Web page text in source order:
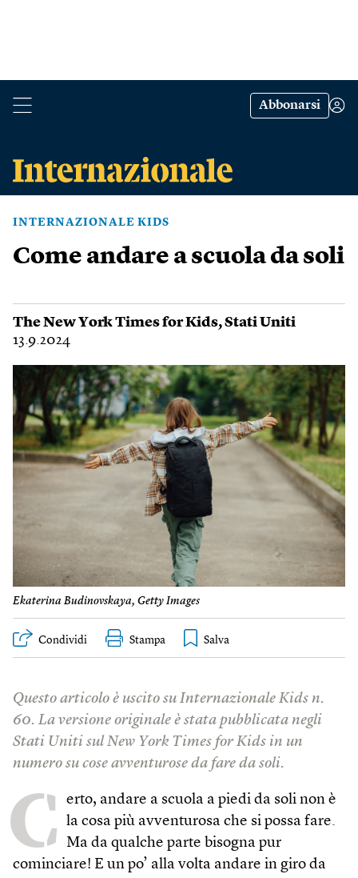
Abbonarsi
INTERNAZIONALE KIDS
Come andare a scuola da soli
The New York Times for Kids,Stati Uniti
13.9.2024
Ekaterina Budinovskaya, Getty Images
Condividi Stampa
Questo articolo è uscito su Internazionale Kids n.
60. La versione originale è stata pubblicata negli
Stati Uniti sul New York Times for Kids in un
numero su cose avventurose da fare da soli.
C
erto, andare a scuola a piedi da soli non è
la cosa più avventurosa che si possa fare.
Ma da qualche parte bisogna pur
cominciare! E un po’ alla volta andare in giro da